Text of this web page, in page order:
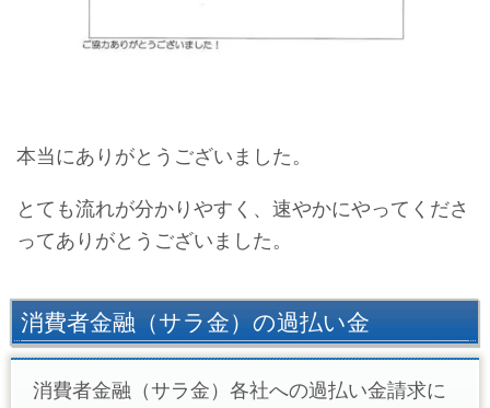
本当にありがとうございました。
とても流れが分かりやすく、速やかにやってくださ
ってありがとうございました。
消費者金融（サラ金）の過払い金
消費者金融（サラ金）各社への過払い金請求に